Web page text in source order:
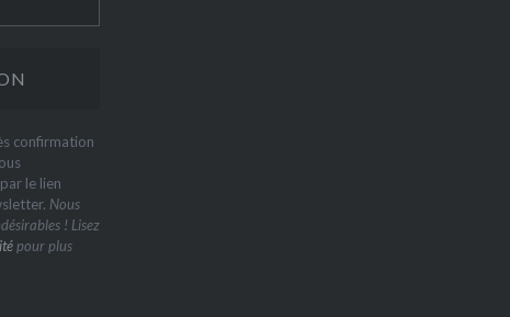
confirmation
le lien
Nous
! Lisez
pour plus